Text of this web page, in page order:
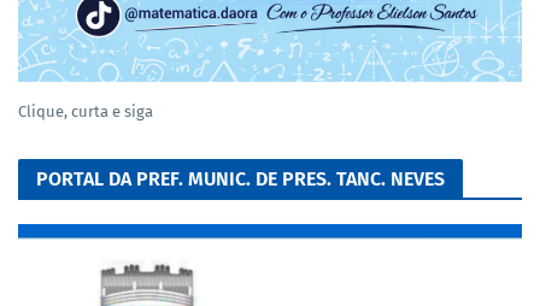
Clique, curta e siga
PORTAL DA PREF. MUNIC. DE PRES. TANC. NEVES